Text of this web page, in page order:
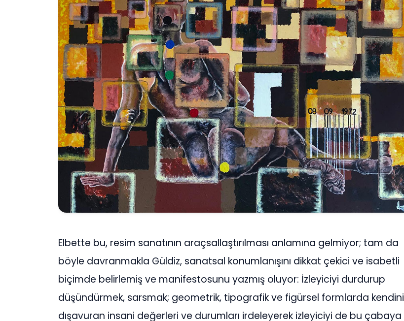
Elbette bu, resim sanatının araçsallaştırılması anlamına gelmiyor; tam da
böyle davranmakla Güldiz, sanatsal konumlanışını dikkat çekici ve isabetli
biçimde belirlemiş ve manifestosunu yazmış oluyor: İzleyiciyi durdurup
düşündürmek, sarsmak; geometrik, tipografik ve figürsel formlarda kendini
dışavuran insani değerleri ve durumları irdeleyerek izleyiciyi de bu çabaya